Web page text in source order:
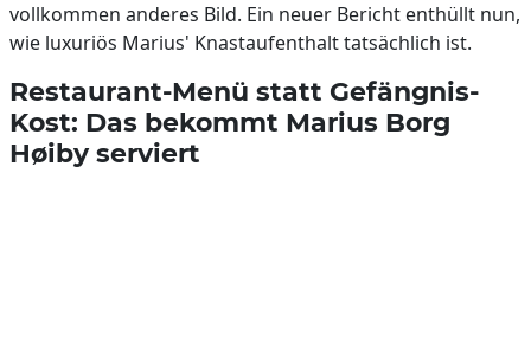
vollkommen anderes Bild. Ein neuer Bericht enthüllt nun,
wie luxuriös Marius' Knastaufenthalt tatsächlich ist.
Restaurant-Menü statt Gefängnis-
Kost: Das bekommt Marius Borg
Høiby serviert